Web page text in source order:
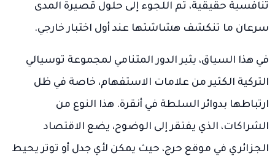
تنافسية حقيقية، تم اللجوء إلى حلول قصيرة المدى
سرعان ما تنكشف هشاشتها عند أول اختبار خارجي.
في هذا السياق، يثير الدور المتنامي لمجموعة توسيالي
التركية الكثير من علامات الاستفهام، خاصة في ظل
ارتباطها بدوائر السلطة في أنقرة. هذا النوع من
الشراكات، الذي يفتقر إلى الوضوح، يضع الاقتصاد
الجزائري في موقع حرج، حيث يمكن لأي جدل أو توتر يحيط